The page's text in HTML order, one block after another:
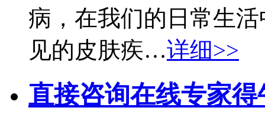
病，在我们的日常生
见的皮肤疾…详细>>
直接咨询在线专家得